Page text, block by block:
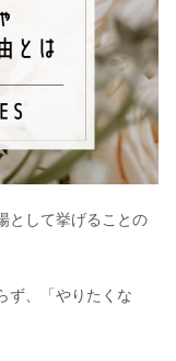
として挙げることの
ず、「やりたくな